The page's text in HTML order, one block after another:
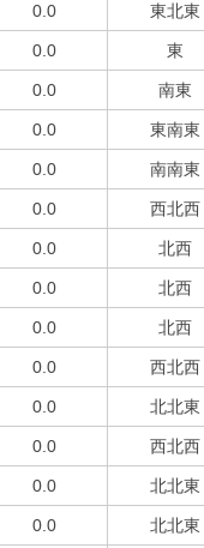
0.0 東北東
0.0 東
0.0 南東
0.0 東南東
0.0 南南東
0.0 西北西
0.0 北西
0.0 北西
0.0 北西
0.0 西北西
0.0 北北東
0.0 西北西
0.0 北北東
0.0 北北東